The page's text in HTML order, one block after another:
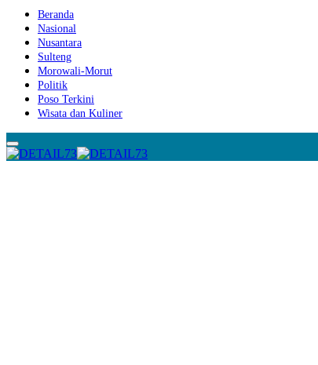
Beranda
Nasional
Nusantara
Sulteng
Morowali-Morut
Politik
Poso Terkini
Wisata dan Kuliner